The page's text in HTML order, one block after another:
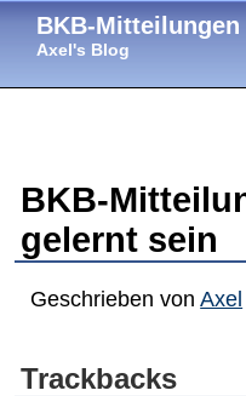
BKB-
Axel's Blog
BKB-
gelernt sein
Geschrieben vonAxel
Trackbacks